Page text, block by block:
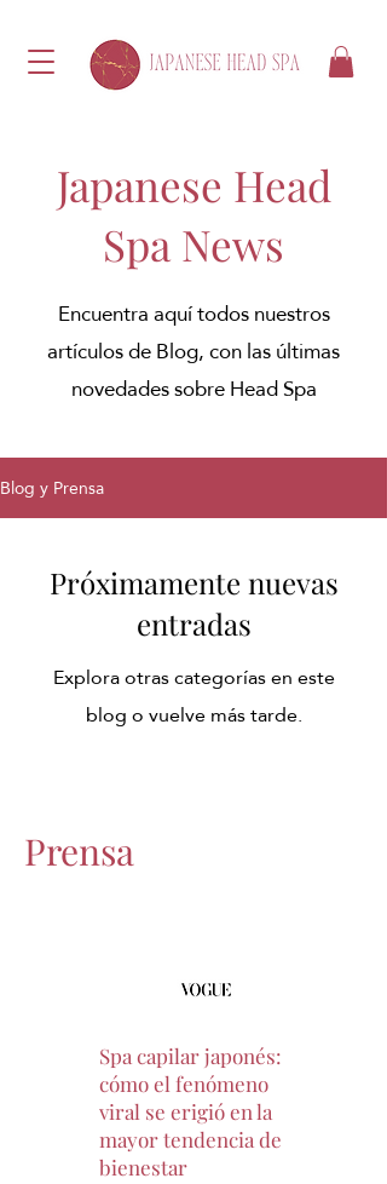
Japanese Head
Spa News
Encuentra aquí todos nuestros
artículos de Blog, con las últimas
novedades sobre Head Spa
Blog y Prensa
Próximamente nuevas
entradas
Explora otras categorías en este
blog o vuelve más tarde.
Prensa
Spa capilar japonés:
cómo el fenómeno
viral se erigió en la
mayor tendencia de
bienestar